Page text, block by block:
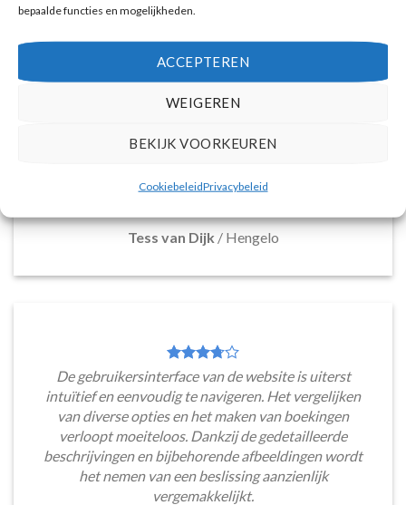
bepaalde functies en mogelijkheden.
ACCEPTEREN
WEIGEREN
BEKIJK VOORKEUREN
CookiebeleidPrivacybeleid
Deze reiswebsite biedt een breed assortiment aan
vakantiepakketten naar Santorini, die voldoen aan
resorts en appartementen, de overvloed aan
accommodatie te ontdekken. Met zo'n scala aan
Tess van Dijk / Hengelo
De gebruikersinterface van de website is uiterst
intuïtief en eenvoudig te navigeren. Het vergelijken
van diverse opties en het maken van boekingen
verloopt moeiteloos. Dankzij de gedetailleerde
beschrijvingen en bijbehorende afbeeldingen wordt
het nemen van een beslissing aanzienlijk
vergemakkelijkt.